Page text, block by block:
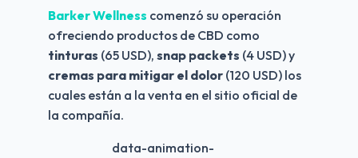
Barker Wellness comenzó su operación
tinturas (65 USD), snap packets
cremas para mitigar el dolor (120 USD) los
cuales están a la venta en el sitio oficial de
la compañía.
data-animation-